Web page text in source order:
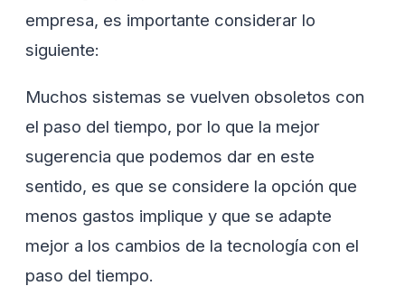
empresa, es importante considerar lo
siguiente:
Muchos sistemas se vuelven obsoletos con
el paso del tiempo, por lo que la mejor
sugerencia que podemos dar en este
sentido, es que se considere la opción que
menos gastos implique y que se adapte
mejor a los cambios de la tecnología con el
paso del tiempo.